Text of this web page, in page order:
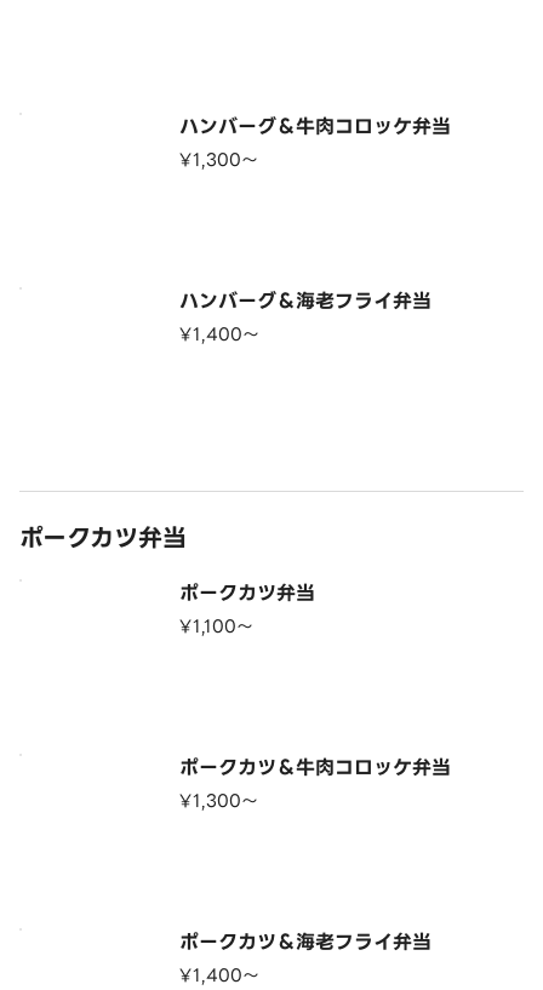
ハンバーグ＆牛肉コロッケ弁当
¥1,300〜
ハンバーグ＆海老フライ弁当
¥1,400〜
ポークカツ弁当
ポークカツ弁当
¥1,100〜
ポークカツ＆牛肉コロッケ弁当
¥1,300〜
ポークカツ＆海老フライ弁当
¥1,400〜